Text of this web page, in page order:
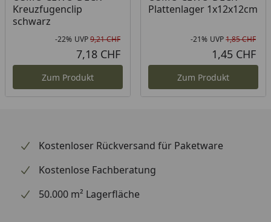
Kreuzfugenclip
schwarz
Rabatt in Prozent
-22%
Ursprünglicher Preis
UVP9,21 CHF
7,18 CHF
Zum Produkt
Plattenlager 1x12x12cm
-21% UVP1,85 CHF
1,45 CHF
Zum Produkt
Kostenloser Rückversand für Paketware
Kostenlose Fachberatung
50.000 m² Lagerfläche